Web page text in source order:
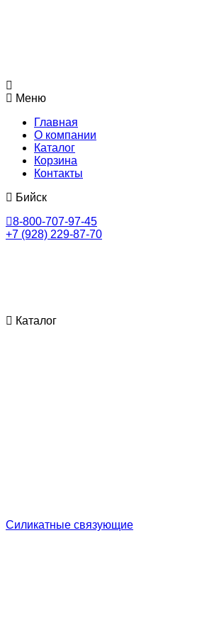
Меню
Главная
О компании
Каталог
Корзина
Контакты
Бийск
8-800-707-97-45
+7 (928) 229-87-70
Каталог
Cиликатные связующие